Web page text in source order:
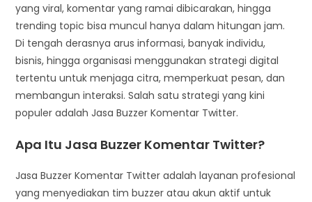
yang viral, komentar yang ramai dibicarakan, hingga
trending topic bisa muncul hanya dalam hitungan jam.
Di tengah derasnya arus informasi, banyak individu,
bisnis, hingga organisasi menggunakan strategi digital
tertentu untuk menjaga citra, memperkuat pesan, dan
membangun interaksi. Salah satu strategi yang kini
populer adalah Jasa Buzzer Komentar Twitter.
Apa Itu Jasa Buzzer Komentar Twitter?
Jasa Buzzer Komentar Twitter adalah layanan profesional
yang menyediakan tim buzzer atau akun aktif untuk